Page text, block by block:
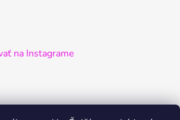
na Instagrame